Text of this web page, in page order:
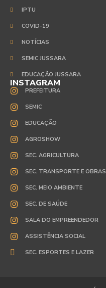
IPTU
COVID-19
NOTÍCIAS
SEMIC JUSSARA
EDUCAÇÃO JUSSARA
INSTAGRAM
PREFEITURA
SEMIC
EDUCAÇÃO
AGROSHOW
SEC. AGRICULTURA
SEC. TRANSPORTE E OBRAS
SEC. MEIO AMBIENTE
SEC. DE SAÚDE
SALA DO EMPREENDEDOR
ASSISTÊNCIA SOCIAL
SEC. ESPORTES E LAZER